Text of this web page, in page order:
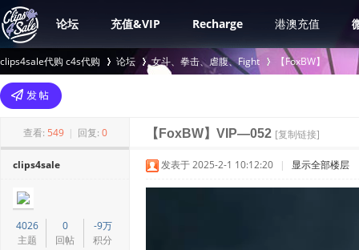
论坛 充值&VIP Recharge 港澳充值
clips4sale代购 c4s代购
>
论坛 女斗、拳击、虐腹、Fight
›
【FoxBW】
查看: 549 | 回复: 0 【FoxBW】VIP—052 [复制链接]
clips4sale
4026
主题
0
回帖
-9万
积分
发表于 2025-2-1 10:12:20 | 显示全部楼层